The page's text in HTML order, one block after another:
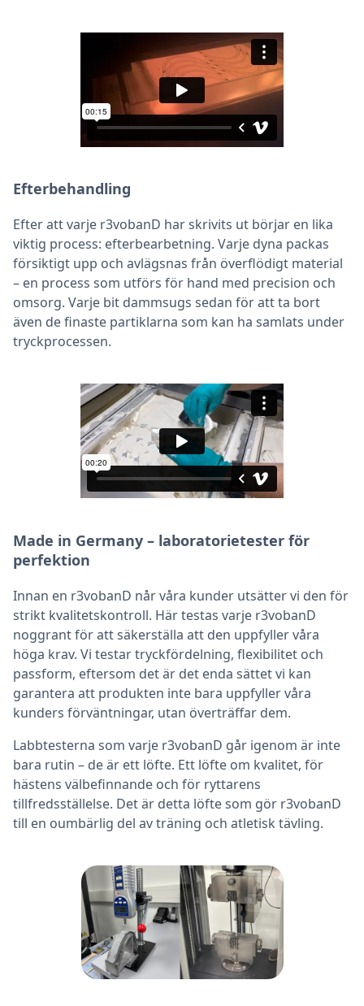
Efterbehandling
Efter att varje r3vobanD har skrivits ut börjar en lika
viktig process: efterbearbetning. Varje dyna packas
försiktigt upp och avlägsnas från överflödigt material
– en process som utförs för hand med precision och
omsorg. Varje bit dammsugs sedan för att ta bort
även de finaste partiklarna som kan ha samlats under
tryckprocessen.
Made in Germany – laboratorietester för
perfektion
Innan en r3vobanD når våra kunder utsätter vi den för
strikt kvalitetskontroll. Här testas varje r3vobanD
noggrant för att säkerställa att den uppfyller våra
höga krav. Vi testar tryckfördelning, flexibilitet och
passform, eftersom det är det enda sättet vi kan
garantera att produkten inte bara uppfyller våra
kunders förväntningar, utan överträffar dem.
Labbtesterna som varje r3vobanD går igenom är inte
bara rutin – de är ett löfte. Ett löfte om kvalitet, för
hästens välbefinnande och för ryttarens
tillfredsställelse. Det är detta löfte som gör r3vobanD
till en oumbärlig del av träning och atletisk tävling.